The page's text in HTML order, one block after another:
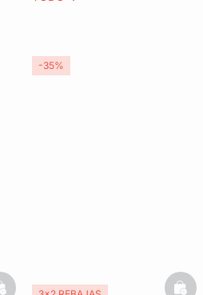
-35%